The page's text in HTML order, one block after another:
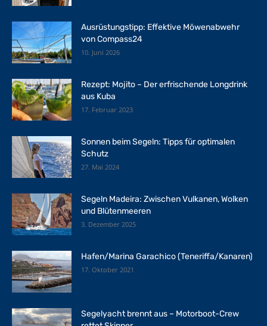
Ausrüstungstipp: Effektive Möwenabwehr
von Compass24
10. Juni 2026
Rezept: Mojito – Der erfrischende Longdrink
aus Kuba
17. Februar 2023
Sonnen beim Segeln: Tipps für optimalen
Schutz
27. Mai 2024
Segeln Madeira: Zwischen Vulkanen, Wolken
und Blütenmeeren
3. Dezember 2025
Hafen/Marina Garachico (Teneriffa/Kanaren)
17. Oktober 2021
Segelyacht brennt aus – Motorboot-Crew